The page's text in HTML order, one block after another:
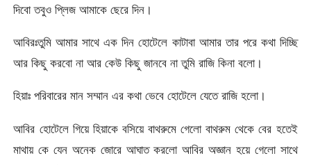
দিবো তবুও প্লিজ আমাকে ছেরে দিন।
আবিরঃতুমি আমার সাথে এক দিন হোটেলে কাটাবা আমার তার পরে কথা দিচ্ছি
আর কিছু করবো না আর কেউ কিছু জানবে না তুমি রাজি কিনা বলো।
হিয়াঃ পরিবারের মান সম্মান এর কথা ভেবে হোটেলে যেতে রাজি হলো।
আবির হোটেলে গিয়ে হিয়াকে বসিয়ে বাথরুমে গেলো বাথরুম থেকে বের হতেই
মাথায় কে যেন অনেক জোরে আঘাত করলো আবির অজ্ঞান হয়ে গেলো সাথে